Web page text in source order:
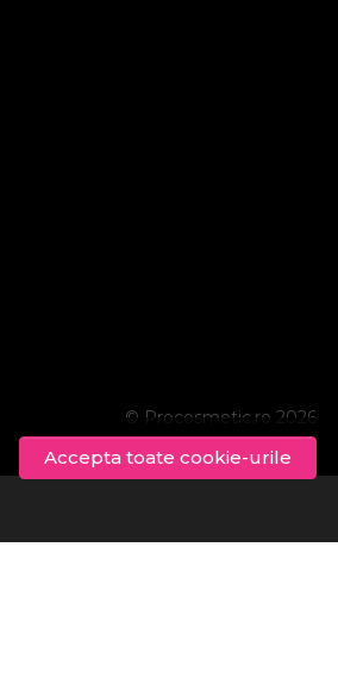
Accepta toate cookie-urile
© Procosmetic.ro 2026